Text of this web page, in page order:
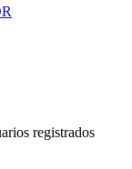
registrados